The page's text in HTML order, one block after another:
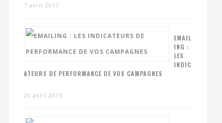
7 avril 2017
EMAIL
ING :
LES
INDIC
ATEURS DE PERFORMANCE DE VOS CAMPAGNES
20 avril 2015